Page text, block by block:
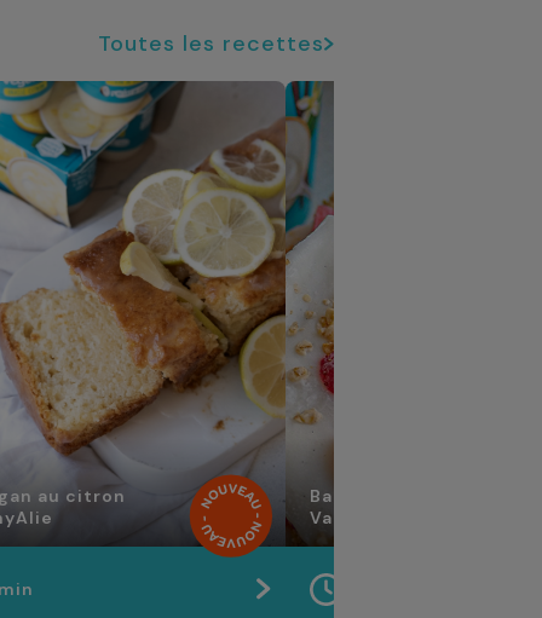
Toutes les recettes
au citron
Barre glacée végétale
Vanille Granola &